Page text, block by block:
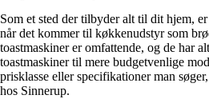
Som et sted der tilbyder alt til dit hjem,
når det kommer til køkkenudstyr som
toastmaskiner er omfattende, og de har
toastmaskiner til mere budgetvenlige
prisklasse eller specifikationer man
hos Sinnerup.